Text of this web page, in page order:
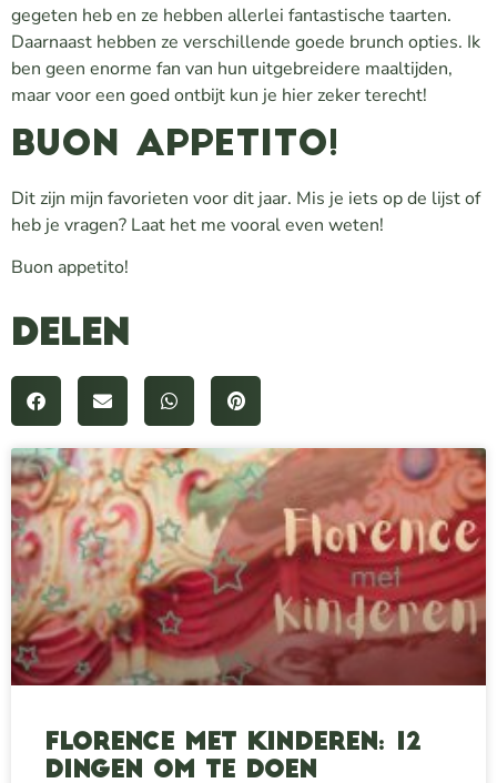
gegeten heb en ze hebben allerlei fantastische taarten.
Daarnaast hebben ze verschillende goede brunch opties. Ik
ben geen enorme fan van hun uitgebreidere maaltijden,
maar voor een goed ontbijt kun je hier zeker terecht!
Buon appetito!
Dit zijn mijn favorieten voor dit jaar. Mis je iets op de lijst of
heb je vragen? Laat het me vooral even weten!
Buon appetito!
Delen
Florence met kinderen: 12
dingen om te doen